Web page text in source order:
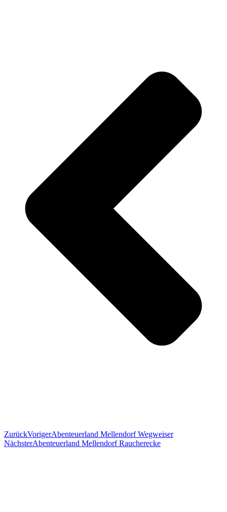
ZurückVorigerAbenteuerland Mellendorf Wegweiser
NächsterAbenteuerland Mellendorf Raucherecke